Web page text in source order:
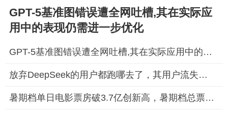
＂密码
GPT-5基准图错误遭全网吐槽,其在实际应
用中的表现仍需进一步优化
GPT-5基准图错误遭全网吐槽,其在实际应用中的表现仍需进一步优化
放弃DeepSeek的用户都跑哪去了，其用户流失问题引发了行业关注
暑期档单日电影票房破3.7亿创新高，暑期档总票房(含预售)已突破6